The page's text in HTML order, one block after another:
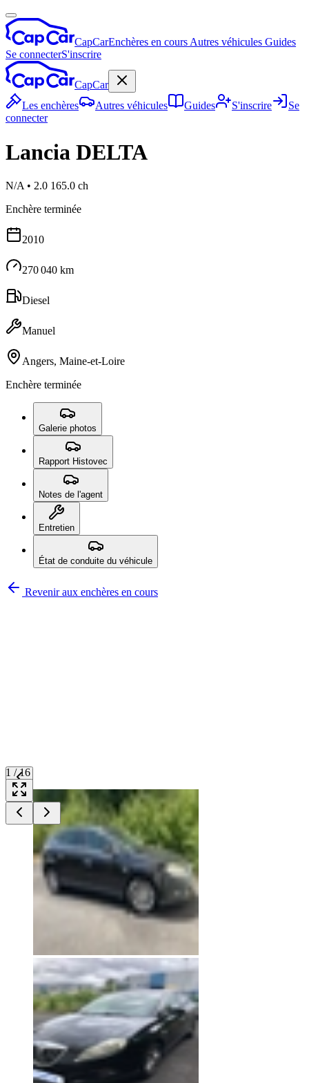
CapCarEnchères en cours Autres véhicules Guides
Se connecterS'inscrire
CapCar
Les enchères
Autres véhicules Guides S'inscrire
Se
connecter
Lancia DELTA
N/A • 2.0 165.0 ch
Enchère terminée
2010
270 040 km
Diesel
Manuel
Angers, Maine-et-Loire
Enchère terminée
Galerie photos
Rapport Histovec
Notes de l'agent
Entretien
État de conduite du véhicule
Revenir aux enchères en cours
1 /16